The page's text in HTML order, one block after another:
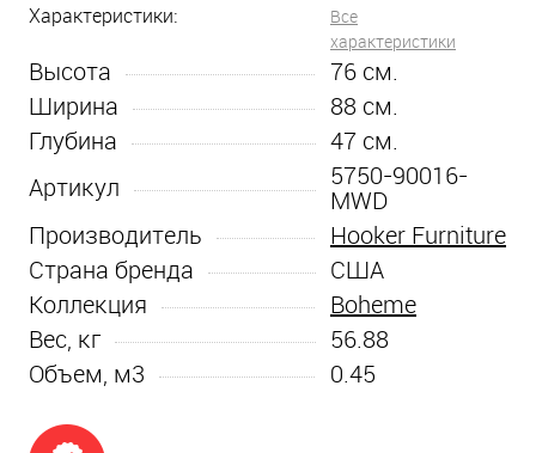
Характеристики:
Все
характеристики
Высота 76 см.
Ширина
88 см.
Глубина
47 см.
Артикул
5750-90016-
MWD
Производитель
Hooker Furniture
Страна бренда
США
Коллекция
Boheme
Вес, кг
56.88
Объем, м3
0.45